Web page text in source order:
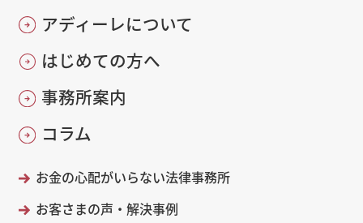
アディーレについて
はじめての方へ
事務所案内
コラム
お金の心配がいらない法律事務所
お客さまの声・解決事例